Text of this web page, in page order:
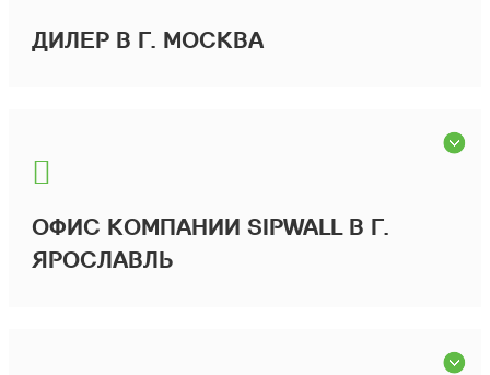
ДИЛЕР В Г. МОСКВА
ОФИС КОМПАНИИ SIPWALL В Г.
ЯРОСЛАВЛЬ